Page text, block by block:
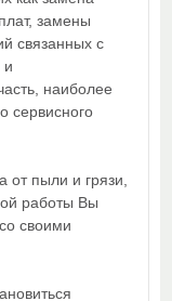
замены
связанных с
и
наиболее
сервисного
от пыли и грязи,
работы Вы
своими